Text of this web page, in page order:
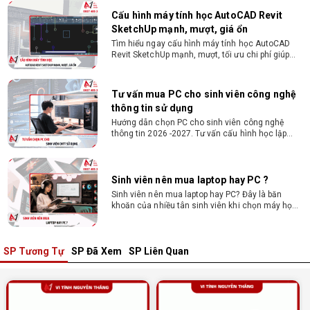
Cấu hình máy tính học AutoCAD Revit
SketchUp mạnh, mượt, giá ổn
Tìm hiểu ngay cấu hình máy tính học AutoCAD
Revit SketchUp mạnh, mượt, tối ưu chi phí giúp
Tư vấn mua PC cho sinh viên công nghệ
thông tin sử dụng
Hướng dẫn chọn PC cho sinh viên công nghệ
thông tin 2026 -2027. Tư vấn cấu hình học lập
Sinh viên nên mua laptop hay PC ?
Sinh viên nên mua laptop hay PC? Đây là băn
khoăn của nhiều tân sinh viên khi chọn máy học
Laptop Sinh Viên 15–20 Triệu 2026: Cấu
Hình Nào Đáng Tiền?
Tìm laptop sinh viên 15–20 triệu phù hợp ngành
học năm 2026? Khám phá cách chọn cấu hình,
SP Tương Tự SP Đã Xem SP Liên Quan